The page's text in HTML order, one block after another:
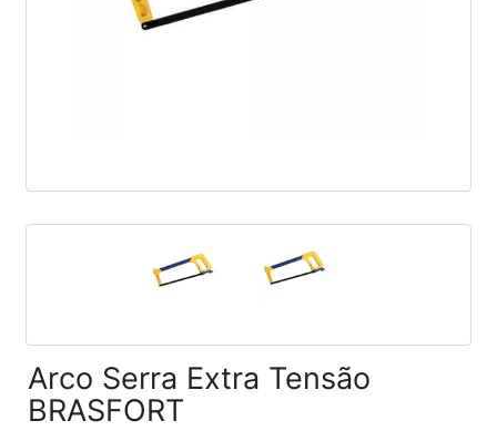
Arco Serra Extra Tensão
BRASFORT